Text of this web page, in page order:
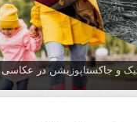
و جاکستا‌پوزیشن در عکاسی